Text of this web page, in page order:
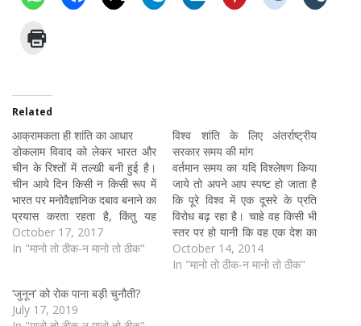
Related
आक्रामकता ही शांति का आधार
डोकलाम विवाद को लेकर भारत और
चीन के रिश्तों में तल्खी बनी हुई है।
चीन आये दिन किसी न किसी रूप में
भारत पर मनोवैज्ञानिक दबाव बनाने का
प्रयास करता रहता है, किंतु यह
अलग बात है कि भारत पर उसका
असर नहीं के बराबर पड़ रहा है। रक्षा
October 17, 2017
In "मानो तो ठीक-न मानो तो ठीक"
विश्व शांति के लिए अंतर्राष्ट्रीय
सरकार समय की मांग
वर्तमान समय का यदि विश्लेषण किया
जाये तो अपने आप स्पष्ट हो जाता है
कि पूरे विश्व में एक दूसरे के प्रति
विरोध बढ़ रहा है। चाहे वह किसी भी
स्तर पर हो यानी कि वह एक देश का
दूसरे देश के प्रति भी हो सकता है तो
एक व्यक्ति…
October 14, 2014
In "मानो तो ठीक-न मानो तो ठीक"
‘जुनून’ को रोक पाना बड़ी चुनौती?
July 17, 2019